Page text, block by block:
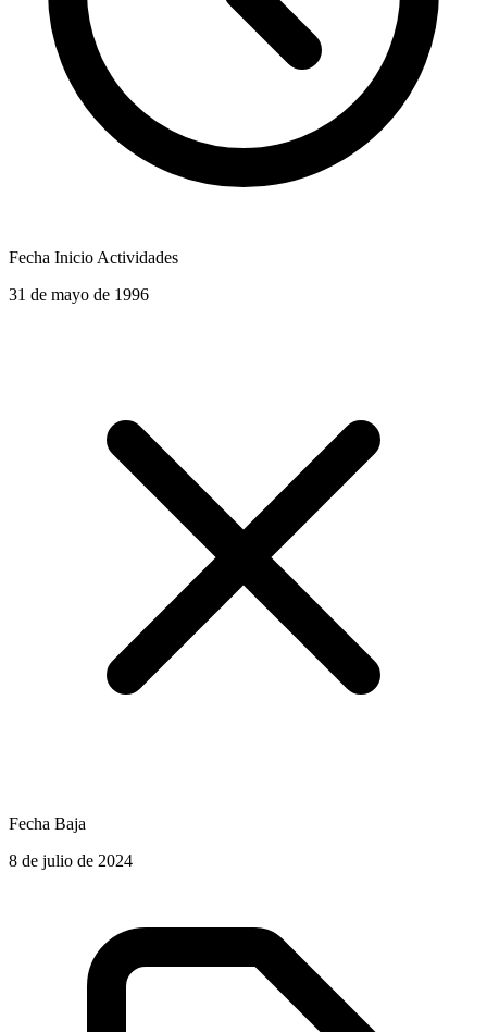
Fecha Inicio Actividades
31 de mayo de 1996
Fecha Baja
8 de julio de 2024